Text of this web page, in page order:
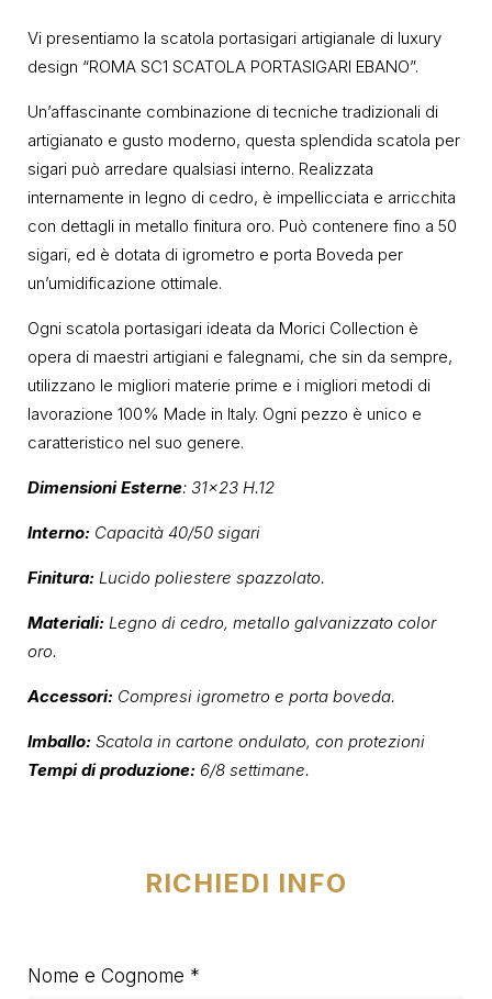
Vi presentiamo la scatola portasigari artigianale di luxury
design “ROMA SC1 SCATOLA PORTASIGARI EBANO”.
Un’affascinante combinazione di tecniche tradizionali di
artigianato e gusto moderno, questa splendida scatola per
sigari può arredare qualsiasi interno. Realizzata
internamente in legno di cedro, è impellicciata e arricchita
con dettagli in metallo finitura oro. Può contenere fino a 50
sigari, ed è dotata di igrometro e porta Boveda per
un’umidificazione ottimale.
Ogni scatola portasigari ideata da Morici Collection è
opera di maestri artigiani e falegnami, che sin da sempre,
utilizzano le migliori materie prime e i migliori metodi di
lavorazione 100% Made in Italy. Ogni pezzo è unico e
caratteristico nel suo genere.
Dimensioni Esterne: 31×23 H.12
Interno: Capacità 40/50 sigari
Finitura: Lucido poliestere spazzolato.
Materiali: Legno di cedro, metallo galvanizzato color
oro.
Accessori: Compresi igrometro e porta boveda.
Imballo: Scatola in cartone ondulato, con protezioni
Tempi di produzione: 6/8 settimane.
RICHIEDI INFO
Nome e Cognome